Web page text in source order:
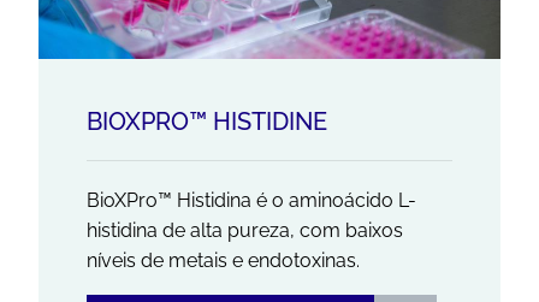
BIOXPRO™ HISTIDINE
BioXPro™ Histidina é o aminoácido L-
histidina de alta pureza, com baixos
níveis de metais e endotoxinas.